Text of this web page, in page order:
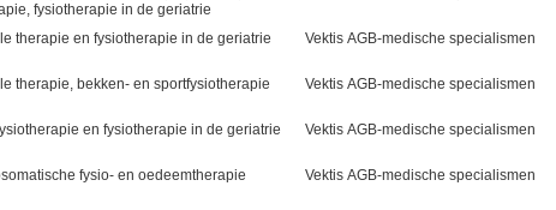
fysiotherapie in de geriatrie
therapie en fysiotherapie in de geriatrie Vektis AGB-medische specialismen
therapie, bekken- en sportfysiotherapie Vektis AGB-medische specialismen
en fysiotherapie in de geriatrie Vektis AGB-medische specialismen
fysio- en oedeemtherapie Vektis AGB-medische specialismen